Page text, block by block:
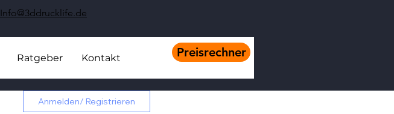
Info@3ddrucklife.de
Ratgeber Kontakt Preisrechner
Anmelden/ Registrieren